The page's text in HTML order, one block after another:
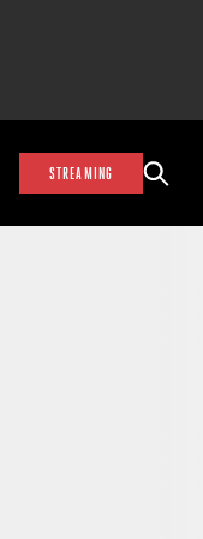
STREAMING